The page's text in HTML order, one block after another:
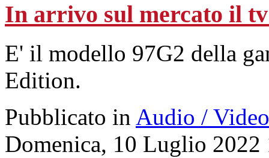
In arrivo sul mercato il
E' il modello 97G2 della
Edition.
Pubblicato in Audio / Video
Domenica, 10 Luglio 2022